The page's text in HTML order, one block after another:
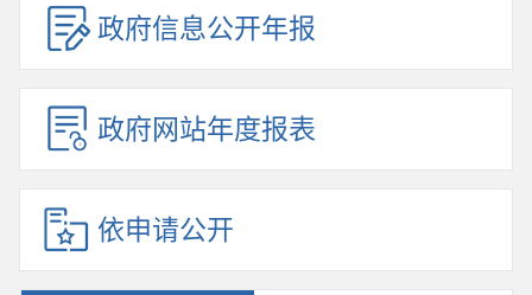
政府信息公开年报
政府网站年度报表
依申请公开